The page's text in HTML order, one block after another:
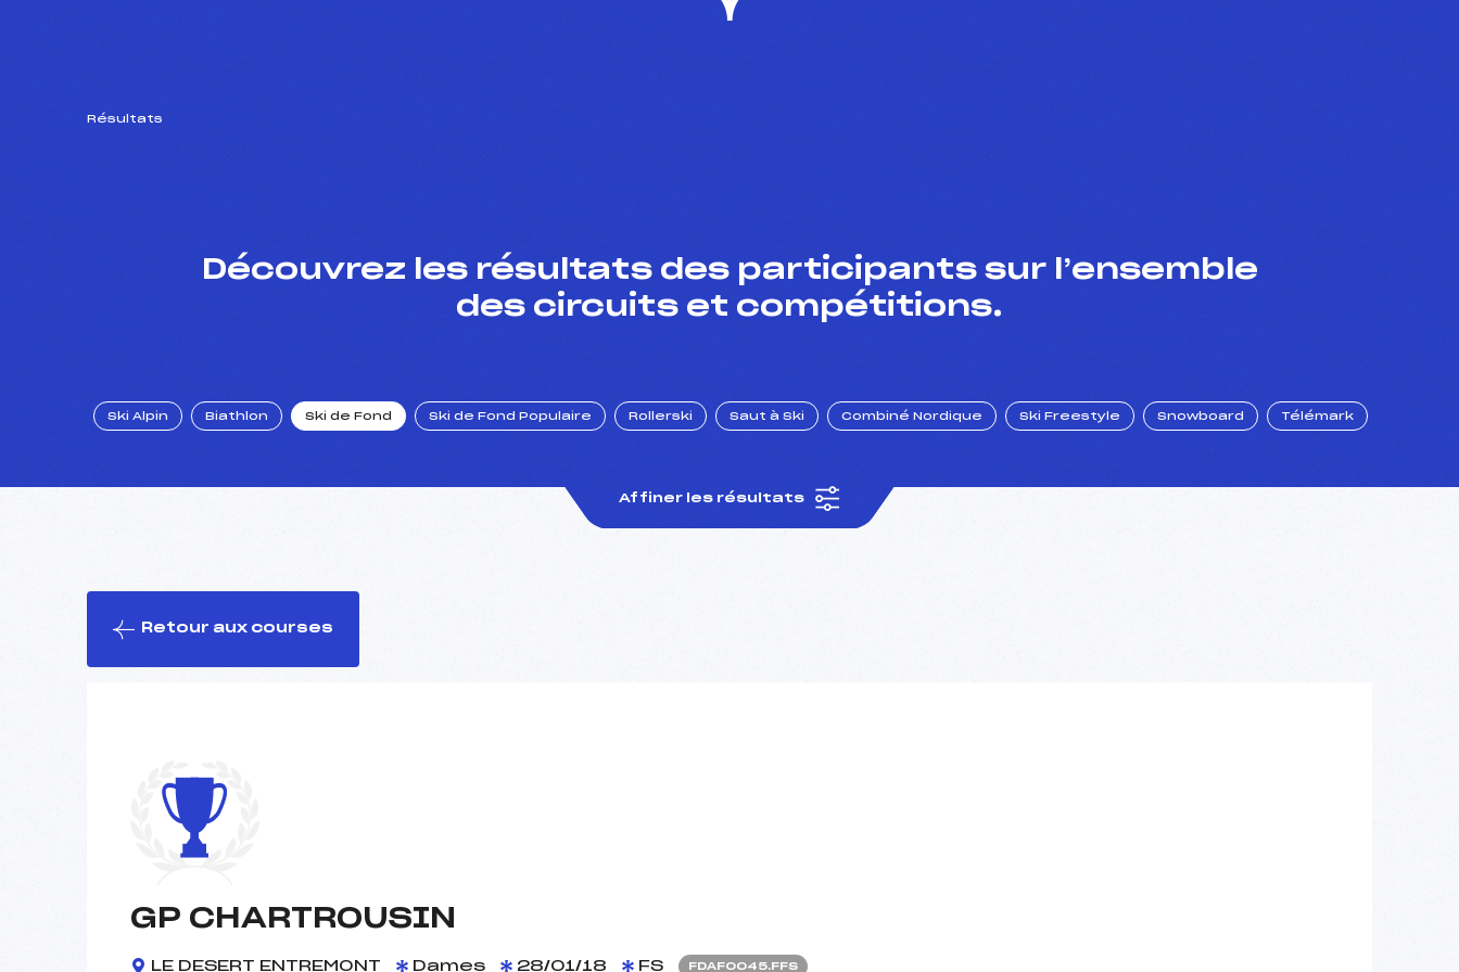
Résultats
Découvrez les résultats des participants sur l’ensemble
des circuits et compétitions.
Ski Alpin Biathlon Ski de Fond Ski de Fond Populaire Rollerski Saut à Ski Combiné Nordique Ski Freestyle Snowboard Télémark
Affiner les résultats
Retour aux courses
GP CHARTROUSIN
LE DESERT ENTREMONT Dames 28/01/18 FS FDAF0045.FFS